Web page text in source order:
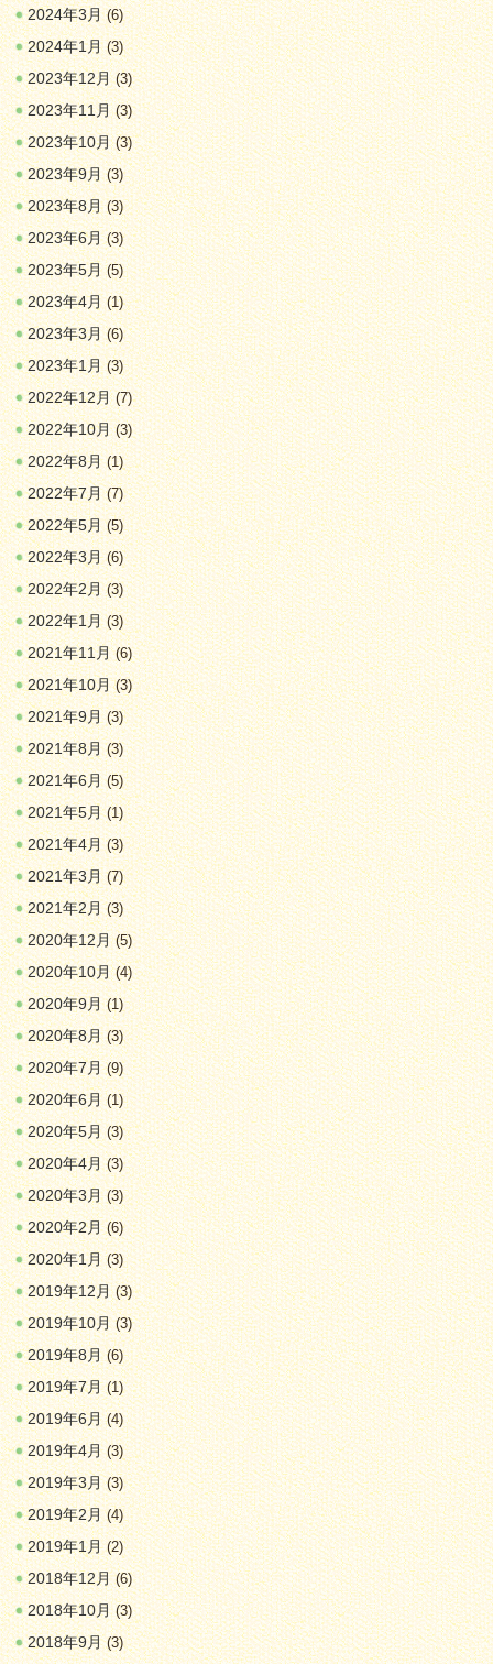
2024年3月(6)
2024年1月(3)
2023年12月(3)
2023年11月(3)
2023年10月(3)
2023年9月(3)
2023年8月(3)
2023年6月(3)
2023年5月(5)
2023年4月(1)
2023年3月(6)
2023年1月(3)
2022年12月(7)
2022年10月(3)
2022年8月(1)
2022年7月(7)
2022年5月(5)
2022年3月(6)
2022年2月(3)
2022年1月(3)
2021年11月(6)
2021年10月(3)
2021年9月(3)
2021年8月(3)
2021年6月(5)
2021年5月(1)
2021年4月(3)
2021年3月(7)
2021年2月(3)
2020年12月(5)
2020年10月(4)
2020年9月(1)
2020年8月(3)
2020年7月(9)
2020年6月(1)
2020年5月(3)
2020年4月(3)
2020年3月(3)
2020年2月(6)
2020年1月(3)
2019年12月(3)
2019年10月(3)
2019年8月(6)
2019年7月(1)
2019年6月(4)
2019年4月(3)
2019年3月(3)
2019年2月(4)
2019年1月(2)
2018年12月(6)
2018年10月(3)
2018年9月(3)